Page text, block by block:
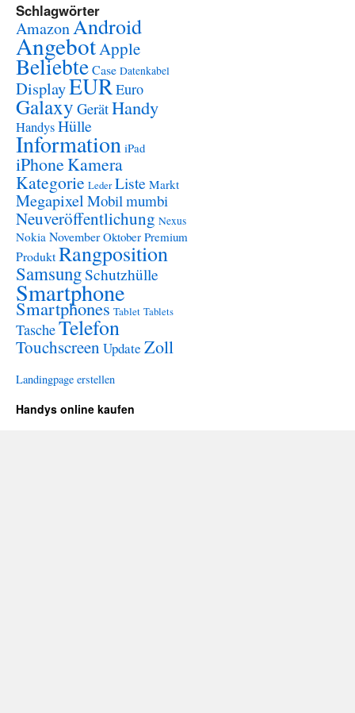
Schlagwörter
AmazonAndroid
AngebotApple
BeliebteCase Datenkabel
DisplayEUREuro
Galaxy GerätHandy
HandysHülle
Information iPad
iPhoneKamera
Kategorie Leder Liste Markt
Megapixel Mobilmumbi
Neuveröffentlichung Nexus
Nokia November Oktober Premium
ProduktRangposition
SamsungSchutzhülle
Smartphone
Smartphones Tablet Tablets
TascheTelefon
Touchscreen Update Zoll
Landingpage erstellen
Handys online kaufen